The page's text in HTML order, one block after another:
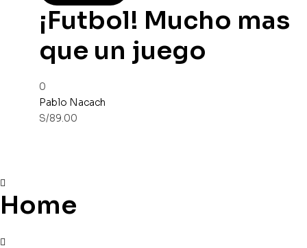
¡Futbol! Mucho mas
que un juego
0
Pablo Nacach
S/89.00
Home